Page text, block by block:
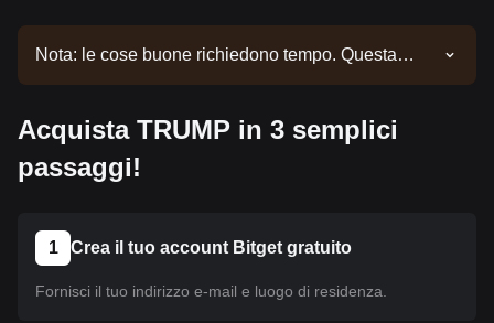
Nota: le cose buone richiedono tempo. Questa
listing. Una volta disponibile su Bitget, puoi seguire
tutorial è valido per tutte le criptovalute listate su
Acquista TRUMP in 3 semplici
passaggi!
1 Crea il tuo account Bitget gratuito
Fornisci il tuo indirizzo e-mail e luogo di residenza.